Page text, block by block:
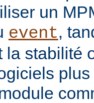
un
event,
la stabilité